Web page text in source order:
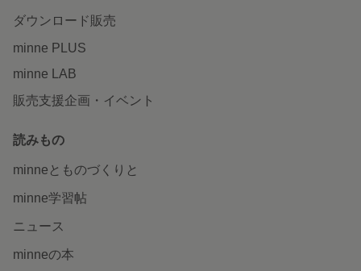
ダウンロード販売
minne PLUS
minne LAB
販売支援企画・イベント
読みもの
minneとものづくりと
minne学習帖
ニュース
minneの本